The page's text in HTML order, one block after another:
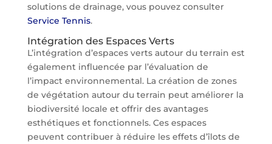
solutions de drainage, vous pouvez consulter
Service Tennis.
Intégration des Espaces Verts
L’intégration d’espaces verts autour du terrain est
également influencée par l’évaluation de
l’impact environnemental. La création de zones
de végétation autour du terrain peut améliorer la
biodiversité locale et offrir des avantages
esthétiques et fonctionnels. Ces espaces
peuvent contribuer à réduire les effets d’îlots de